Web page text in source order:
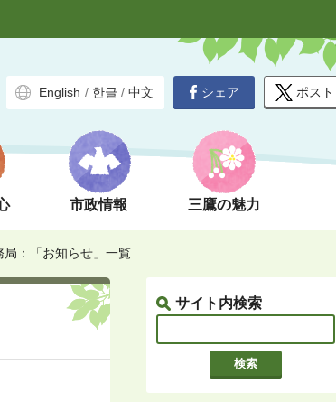
English / 한글 / 中文
市政情報 三鷹の魅力
シェア ポスト
局：「お知らせ」一覧
サイト内検索